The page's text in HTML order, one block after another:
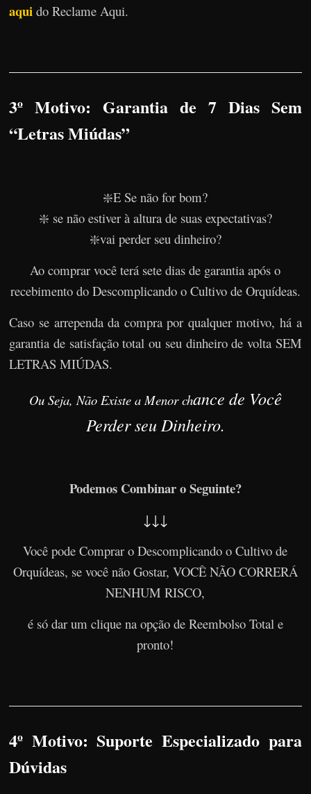
aqui do Reclame Aqui.
3º Motivo: Garantia de 7 Dias Sem
“Letras Miúdas”
❇️E Se não for bom?
❇️ se não estiver à altura de suas expectativas?
❇️vai perder seu dinheiro?
Ao comprar você terá sete dias de garantia após o
recebimento do Descomplicando o Cultivo de Orquídeas.
Caso se arrependa da compra por qualquer motivo, há a
garantia de satisfação total ou seu dinheiro de volta SEM
LETRAS MIÚDAS.
Ou Seja, Não Existe a Menor chance de Você
Perder seu Dinheiro.
Podemos Combinar o Seguinte?
↓↓↓
Você pode Comprar o Descomplicando o Cultivo de
Orquídeas, se você não Gostar, VOCÊ NÃO CORRERÁ
NENHUM RISCO,
é só dar um clique na opção de Reembolso Total e
pronto!
4º Motivo: Suporte Especializado para
Dúvidas